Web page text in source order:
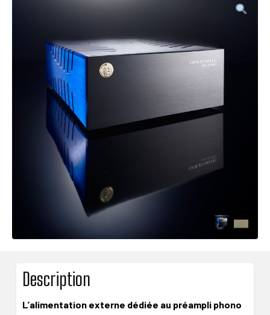
Description
L’alimentation externe dédiée au préampli phono